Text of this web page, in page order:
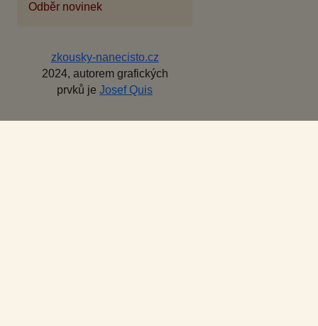
Odběr novinek
zkousky-nanecisto.cz
2024, autorem grafických
prvků je Josef Quis